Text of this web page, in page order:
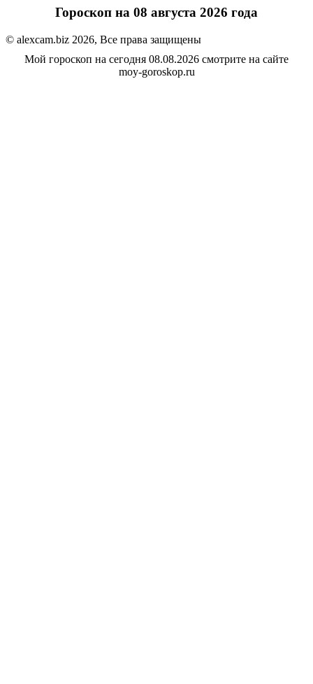
Гороскоп на 08 августа 2026 года
© alexcam.biz 2026, Все права защищены
Мой гороскоп на сегодня 08.08.2026 смотрите на сайте
moy-goroskop.ru